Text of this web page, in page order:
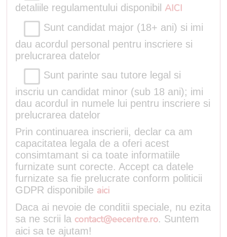
detaliile regulamentului disponibil AICI
Sunt candidat major (18+ ani) si imi
dau acordul personal pentru inscriere si
prelucrarea datelor
Sunt parinte sau tutore legal si
inscriu un candidat minor (sub 18 ani); imi
dau acordul in numele lui pentru inscriere si
prelucrarea datelor
Prin continuarea inscrierii, declar ca am
capacitatea legala de a oferi acest
consimtamant si ca toate informatiile
furnizate sunt corecte. Accept ca datele
furnizate sa fie prelucrate conform politicii
GDPR disponibile aici
Daca ai nevoie de conditii speciale, nu ezita
sa ne scrii la contact@eecentre.ro. Suntem
aici sa te ajutam!